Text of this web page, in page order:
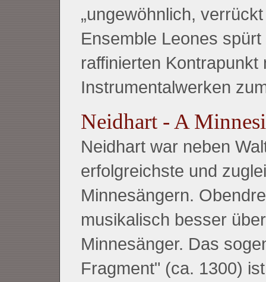
„ungewöhnlich,
Ensemble Leones
raffinierten
Instrumentalwerken
Neidhart - A
Neidhart war neben
erfolgreichste und
Minnesängern.
musikalisch besser
Minnesänger. Das
Fragment" (ca. 1300)